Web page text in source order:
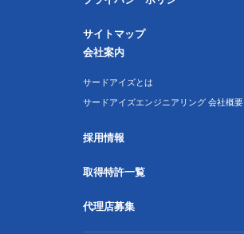
サイトマップ
会社案内
サードアイズとは
サードアイズエンジニアリング 会社概要
採用情報
取得特許一覧
代理店募集